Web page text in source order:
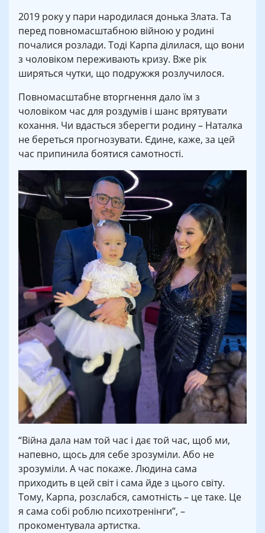
2019 року у пари народилася донька Злата. Та
перед повномасштабною війною у родині
почалися розлади. Тоді Карпа ділилася, що вони
з чоловіком переживають кризу. Вже рік
ширяться чутки, що подружжя розлучилося.
Повномасштабне вторгнення дало їм з
чоловіком час для роздумів і шанс врятувати
кохання. Чи вдасться зберегти родину – Наталка
не береться прогнозувати. Єдине, каже, за цей
час припинила боятися самотності.
“Війна дала нам той час і дає той час, щоб ми,
напевно, щось для себе зрозуміли. Або не
зрозуміли. А час покаже. Людина сама
приходить в цей світ і сама йде з цього світу.
Тому, Карпа, розслабся, самотність – це таке. Це
я сама собі роблю психотренінги”, –
прокоментувала артистка.